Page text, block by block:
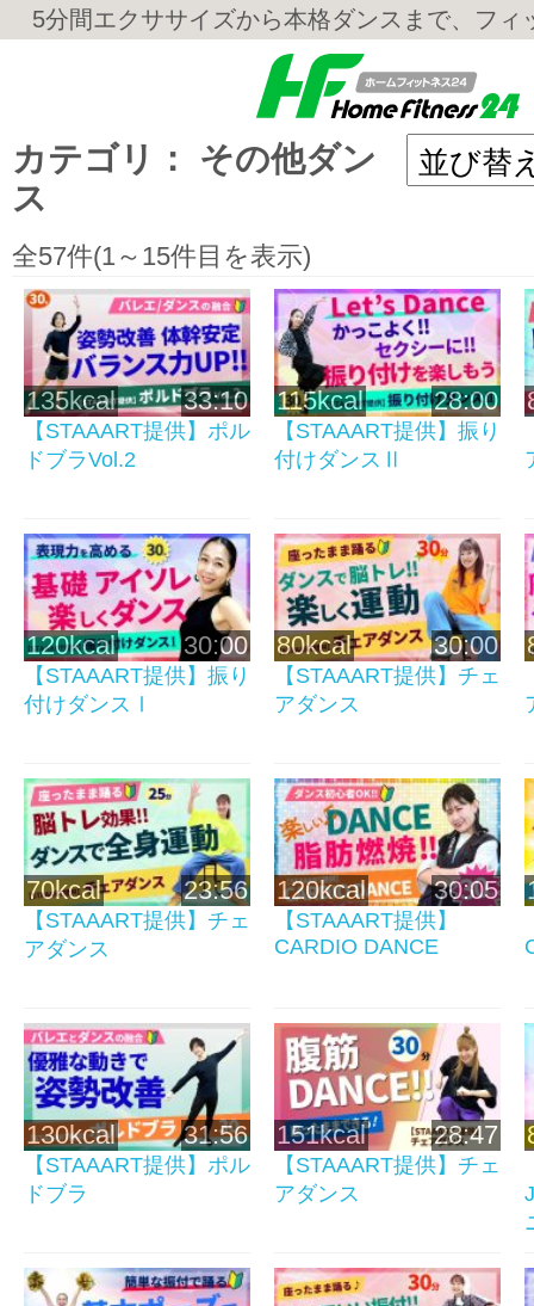
5分間エクササイズから本格ダンスまで、フィ
カテゴリ： その他ダン
ス
全57件(1～15件目を表示)
33:10
135kcal
【STAAART提供】ポル
ドブラVol.2
28:00
115kcal
【STAAART提供】振り
付けダンスⅡ
30:00
120kcal
【STAAART提供】振り
付けダンスⅠ
30:00
80kcal
【STAAART提供】チェ
アダンス
23:56
70kcal
【STAAART提供】チェ
アダンス
30:05
120kcal
【STAAART提供】
CARDIO DANCE
31:56
130kcal
【STAAART提供】ポル
ドブラ
28:47
151kcal
【STAAART提供】チェ
アダンス